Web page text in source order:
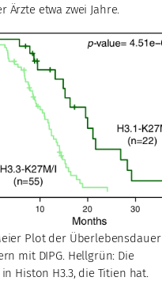
Ärzte etwa zwei Jahre.
Plot der Überlebensdauer
mit DIPG. Hellgrün: Die
Histon H3.3, die Titien hat.